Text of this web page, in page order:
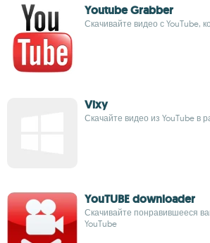
Youtube Grabber
Скачивайте видео с YouTube,
Vixy
Скачайте видео из YouTube в
YouTUBE downloader
Скачивайте понравившееся
YouTube